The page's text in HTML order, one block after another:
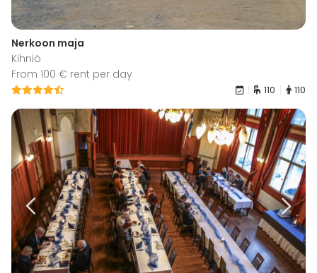
Nerkoon maja
Kihniö
From 100 € rent per day
110 110